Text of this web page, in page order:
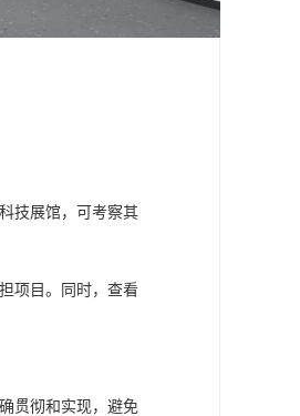
技展馆，可考察其
项目。同时，查看
贯彻和实现，避免